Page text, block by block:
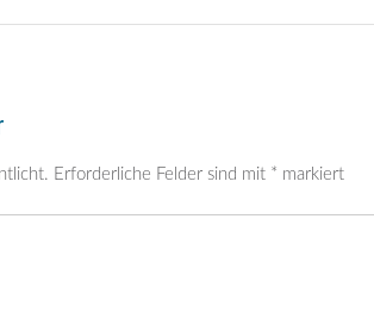
Erforderliche Felder sind mit * markiert